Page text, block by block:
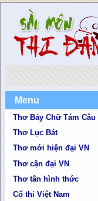
Menu
Thơ Bảy Chữ Tám Câu
Thơ Lục Bát
Thơ mới hiện đại VN
Thơ cận đại VN
Thơ tân hình thức
Cổ thi Việt Nam